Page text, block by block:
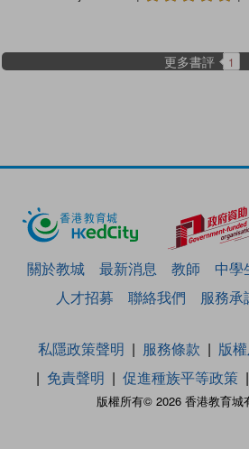
更多書評 1
關於教城 最新消息 教師 中學
人才招募
聯絡我們 服務承
版權所有© 2026 香港教育城
私隱政策聲明 服務條款
版
免責聲明
促進種族平等政策